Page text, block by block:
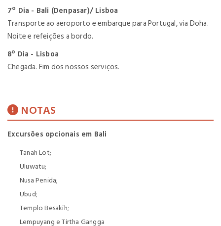
7º Dia - Bali (Denpasar)/ Lisboa
Transporte ao aeroporto e embarque para Portugal, via Doha.
Noite e refeições a bordo.
8º Dia - Lisboa
Chegada. Fim dos nossos serviços.
NOTAS
Excursões opcionais em Bali
Tanah Lot;
Uluwatu;
Nusa Penida;
Ubud;
Templo Besakih;
Lempuyang e Tirtha Gangga